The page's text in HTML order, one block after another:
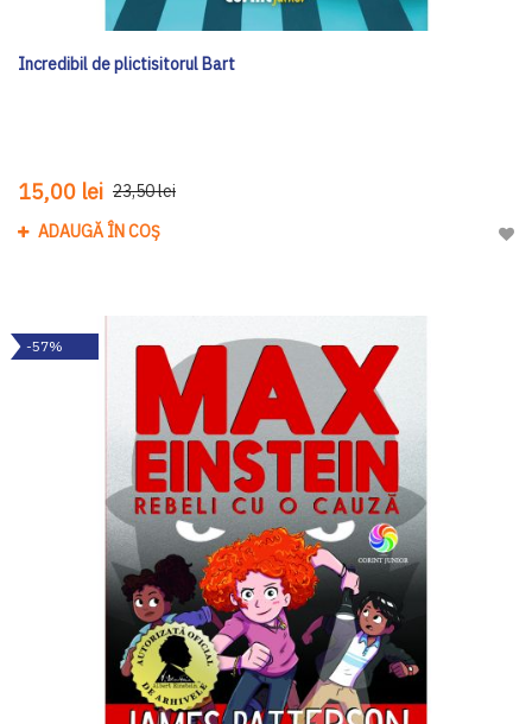
Incredibil de plictisitorul Bart
15,00 lei 23,50 lei
ADAUGĂ ÎN COȘ
-57%